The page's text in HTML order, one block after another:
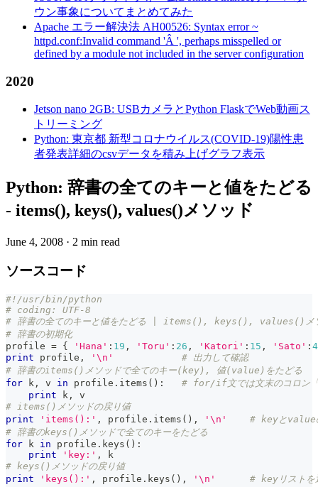
ウン事象についてまとめてみた
Apache エラー解決法 AH00526: Syntax error ~
httpd.conf:Invalid command 'Â ', perhaps misspelled or
defined by a module not included in the server configuration
2020
Jetson nano 2GB: USBカメラとPython FlaskでWeb動画ス
トリーミング
Python: 東京都 新型コロナウイルス(COVID-19)陽性患
者発表詳細のcsvデータを積み上げグラフ表示
Python: 辞書の全てのキーと値をたどる
- items(), keys(), values()メソッド
June 4, 2008 · 2 min read
ソースコード
#!/usr/bin/python
# coding: UTF-8
# 辞書の全てのキーと値をたどる | items(), keys(), values()メソ
# 辞書の初期化
profile = { 'Hana' : 19 , 'Toru' : 26 , 'Katori' : 15 , 'Sato' :
print profile , '\n'
# 出力して確認
# 辞書のitems()メソッドで全てのキー(key), 値(value)をたどる
for k , v in profile . items ( ) :
# for/if文では文末のコロン「
print k ,
v
# items()メソッドの戻り値
print
'items():' , profile . items ( ) , '\n'
# keyとvalue
# 辞書のkeys()メソッドで全てのキーをたどる
for k in profile . keys ( ) :
print
'key:' ,
k
# keys()メソッドの戻り値
print
'keys():' , profile . keys ( ) , '\n'
# keyリストを